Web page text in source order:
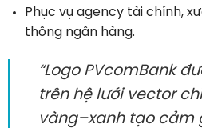
Phục vụ agency tài chính,
thông ngân hàng.
“Logo PVcomBank
trên hệ lưới vector
vàng–xanh tạo cảm